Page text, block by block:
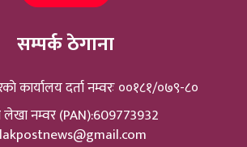
सम्पर्क ठेगाना
कार्यालय दर्ता नम्वरः ००१८१/०७९-८०
लेखा नम्वर (PAN):609773932